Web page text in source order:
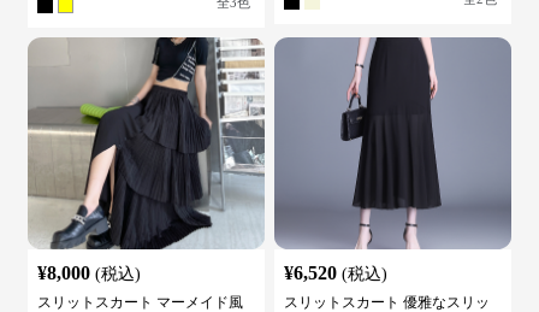
¥8,000 (税込)
スリットスカート マーメイド風
¥6,520 (税込)
スリットスカート 優雅なスリッ